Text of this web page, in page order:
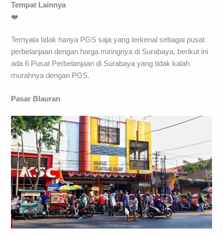
Tempat Lainnya
❤️
Ternyata tidak hanya PGS saja yang terkenal sebagai pusat
perbelanjaan dengan harga miringnya di Surabaya, berikut ini
ada 6 Pusat Perbelanjaan di Surabaya yang tidak kalah
murahnya dengan PGS.
Pasar Blauran